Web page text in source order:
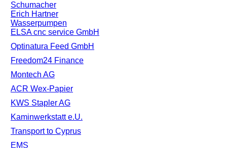
Schumacher
Erich Hartner
Wasserpumpen
ELSA cnc service GmbH
Optinatura Feed GmbH
Freedom24 Finance
Montech AG
ACR Wex-Papier
KWS Stapler AG
Kaminwerkstatt e.U.
Transport to Cyprus
EMS